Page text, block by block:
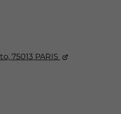
75013 PARIS